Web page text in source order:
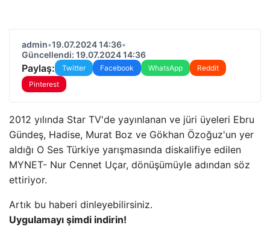
admin•19.07.2024 14:36•
Güncellendi: 19.07.2024 14:36
Paylaş: Twitter Facebook WhatsApp
Reddit
Pinterest
2012 yılında Star TV'de yayınlanan ve jüri üyeleri Ebru
Gündeş, Hadise, Murat Boz ve Gökhan Özoğuz'un yer
aldığı O Ses Türkiye yarışmasında diskalifiye edilen
MYNET- Nur Cennet Uçar, dönüşümüyle adından söz
ettiriyor.
Artık bu haberi dinleyebilirsiniz.
Uygulamayı şimdi indirin!